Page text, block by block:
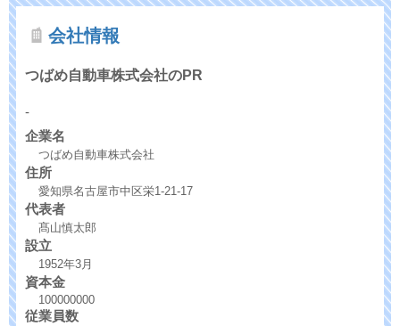
会社情報
つばめ自動車株式会社のPR
-
企業名
つばめ自動車株式会社
住所
愛知県名古屋市中区栄1-21-17
代表者
髙山慎太郎
設立
1952年3月
資本金
100000000
従業員数